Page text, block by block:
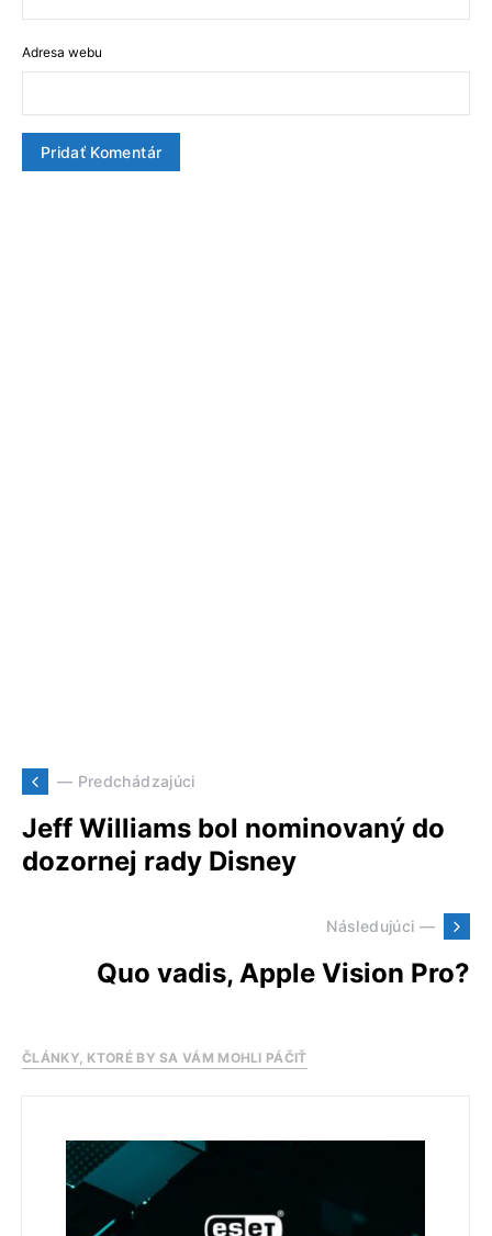
Adresa webu
— Predchádzajúci
Jeff Williams bol nominovaný do
dozornej rady Disney
Následujúci —
Quo vadis, Apple Vision Pro?
ČLÁNKY, KTORÉ BY SA VÁM MOHLI PÁČIŤ